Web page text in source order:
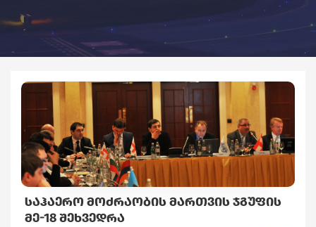
ᲡᲐᲰᲐᲔᲠᲝ ᲛᲝᲫᲠᲐᲝᲑᲘᲡ ᲛᲐᲠᲗᲕᲘᲡ ᲯᲒᲣᲤᲘᲡ
ᲛᲔ-18 ᲨᲔᲮᲕᲔᲓᲠᲐ